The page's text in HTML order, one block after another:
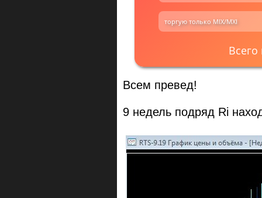
торгую только MIX/MXI
Всем превед!
9 недель подряд Ri